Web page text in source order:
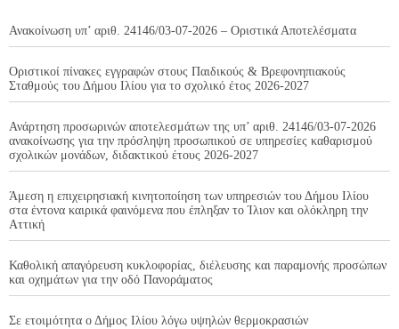
Ανακοίνωση υπ’ αριθ. 24146/03-07-2026 – Οριστικά Αποτελέσματα
Οριστικοί πίνακες εγγραφών στους Παιδικούς & Βρεφονηπιακούς
Σταθμούς του Δήμου Ιλίου για το σχολικό έτος 2026-2027
Ανάρτηση προσωρινών αποτελεσμάτων της υπ’ αριθ. 24146/03-07-2026
ανακοίνωσης για την πρόσληψη προσωπικού σε υπηρεσίες καθαρισμού
σχολικών μονάδων, διδακτικού έτους 2026-2027
Άμεση η επιχειρησιακή κινητοποίηση των υπηρεσιών του Δήμου Ιλίου
στα έντονα καιρικά φαινόμενα που έπληξαν το Ίλιον και ολόκληρη την
Αττική
Καθολική απαγόρευση κυκλοφορίας, διέλευσης και παραμονής προσώπων
και οχημάτων για την οδό Πανοράματος
Σε ετοιμότητα ο Δήμος Ιλίου λόγω υψηλών θερμοκρασιών